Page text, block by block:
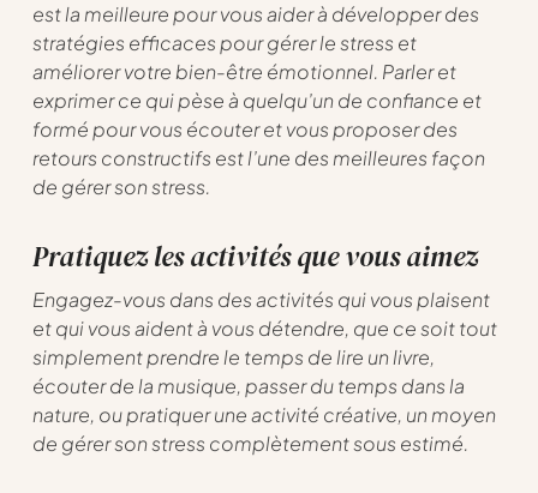
est la meilleure pour vous aider à développer des
stratégies efficaces pour gérer le stress et
améliorer votre bien-être émotionnel. Parler et
exprimer ce qui pèse à quelqu’un de confiance et
formé pour vous écouter et vous proposer des
retours constructifs est l’une des meilleures façon
de gérer son stress.
Pratiquez les activités que vous aimez
Engagez-vous dans des activités qui vous plaisent
et qui vous aident à vous détendre, que ce soit tout
simplement prendre le temps de lire un livre,
écouter de la musique, passer du temps dans la
nature, ou pratiquer une activité créative, un moyen
de gérer son stress complètement sous estimé.